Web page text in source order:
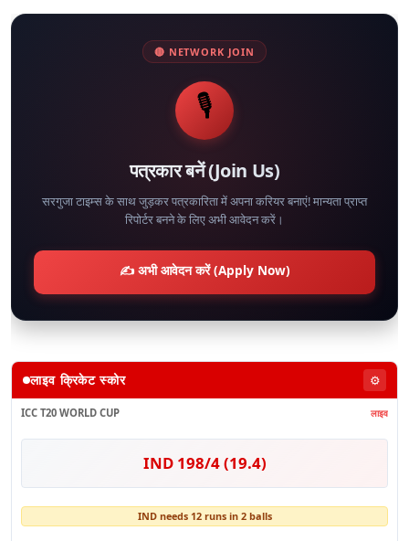
🔴 NETWORK JOIN
🎙️
पत्रकार बनें (Join Us)
सरगुजा टाइम्स के साथ जुड़कर पत्रकारिता में अपना करियर बनाएं! मान्यता प्राप्त
रिपोर्टर बनने के लिए अभी आवेदन करें।
✍️ अभी आवेदन करें (Apply Now)
लाइव क्रिकेट स्कोर ⚙️
ICC T20 WORLD CUP लाइव
IND 198/4 (19.4)
IND needs 12 runs in 2 balls